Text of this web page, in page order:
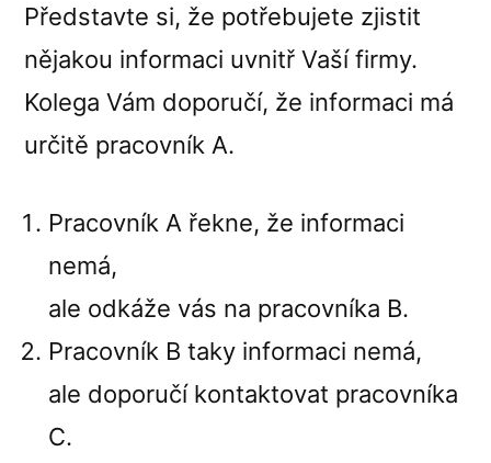
Představte si, že potřebujete zjistit
nějakou informaci uvnitř Vaší firmy.
Kolega Vám doporučí, že informaci má
určitě pracovník A.
Pracovník A řekne, že informaci
nemá,
ale odkáže vás na pracovníka B.
Pracovník B taky informaci nemá,
ale doporučí kontaktovat pracovníka
C.